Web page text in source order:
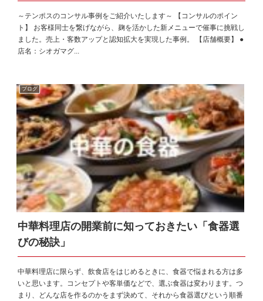
～テンポスのコンサル事例をご紹介いたします～ 【コンサルのポイン
ト】 お客様同士を繋げながら、麹を活かした新メニューで催事に挑戦し
ました。売上・客数アップと認知拡大を実現した事例。 【店舗概要】 ●
店名：シオガマグ...
ブログ
中華料理店の開業前に知っておきたい「食器選
びの秘訣」
中華料理店に限らず、飲食店をはじめるときに、食器で悩まれる方は多
いと思います。コンセプトや客単価などで、選ぶ食器は変わります。つ
まり、どんな店を作るのかをまず決めて、それから食器選びという順番